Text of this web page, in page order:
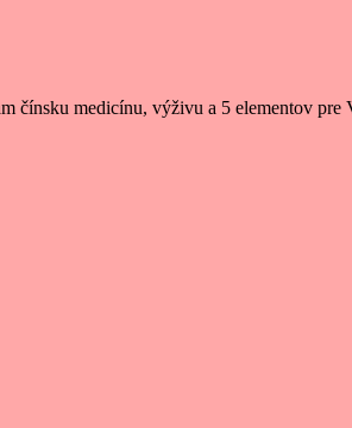
čínsku medicínu, výživu a 5 elementov